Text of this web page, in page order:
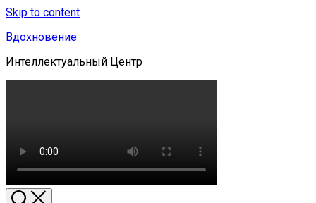
Skip to content
Вдохновение
Интеллектуальный Центр